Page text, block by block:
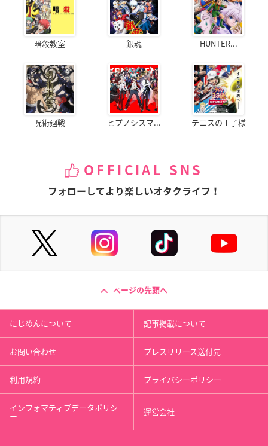
暗殺教室 銀魂 HUNTER...
呪術廻戦 ヒプノシスマ... テニスの王子様
OFFICIAL SNS
フォローしてより楽しいオタクライフ！
ページの先頭へ
にじめんについて 記事掲載について
お問い合わせ プレスリリース送付先
利用規約 プライバシーポリシー
インフォマティブデータポリシ
ー 運営会社